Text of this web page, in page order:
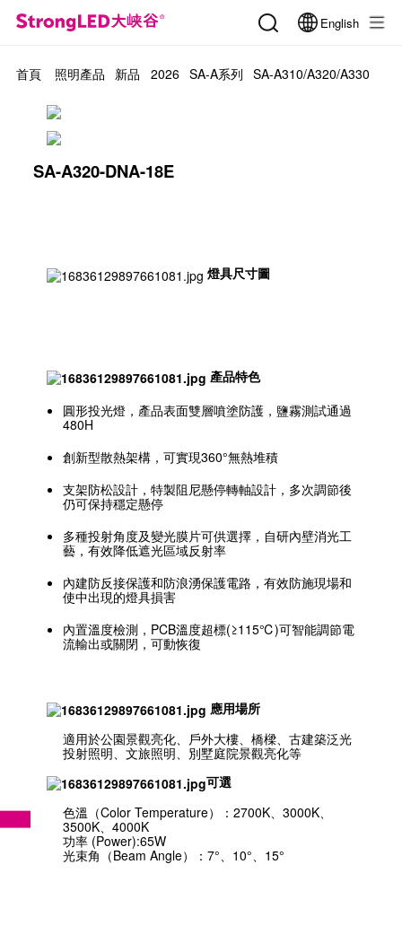
English
首頁 照明產品 新品 2026 SA-A系列 SA-A310/A320/A330
SA-A320-DNA-18E
燈具尺寸圖
產品特色
圓形投光燈，產品表面雙層噴塗防護，鹽霧測試通過
480H
創新型散熱架構，可實現360°無熱堆積
支架防松設計，特製阻尼懸停轉軸設計，多次調節後
仍可保持穩定懸停
多種投射角度及變光膜片可供選擇，自研內壁消光工
藝，有效降低遮光區域反射率
內建防反接保護和防浪湧保護電路，有效防施現場和
使中出現的燈具損害
內置溫度檢測，PCB溫度超標(≥115℃)可智能調節電
流輸出或關閉，可動恢復
應用場所
適用於公園景觀亮化、戶外大樓、橋樑、古建築泛光
投射照明、文旅照明、別墅庭院景觀亮化等
可選
色溫（Color Temperature）：2700K、3000K、
3500K、4000K
功率 (Power):65W
光束角（Beam Angle）：7°、10°、15°